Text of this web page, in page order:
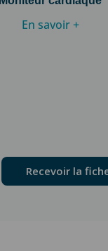
En savoir +
Recevoir la